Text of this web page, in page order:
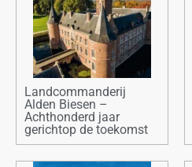
Landcommanderij
Alden Biesen –
Achthonderd jaar
gerichtop de toekomst